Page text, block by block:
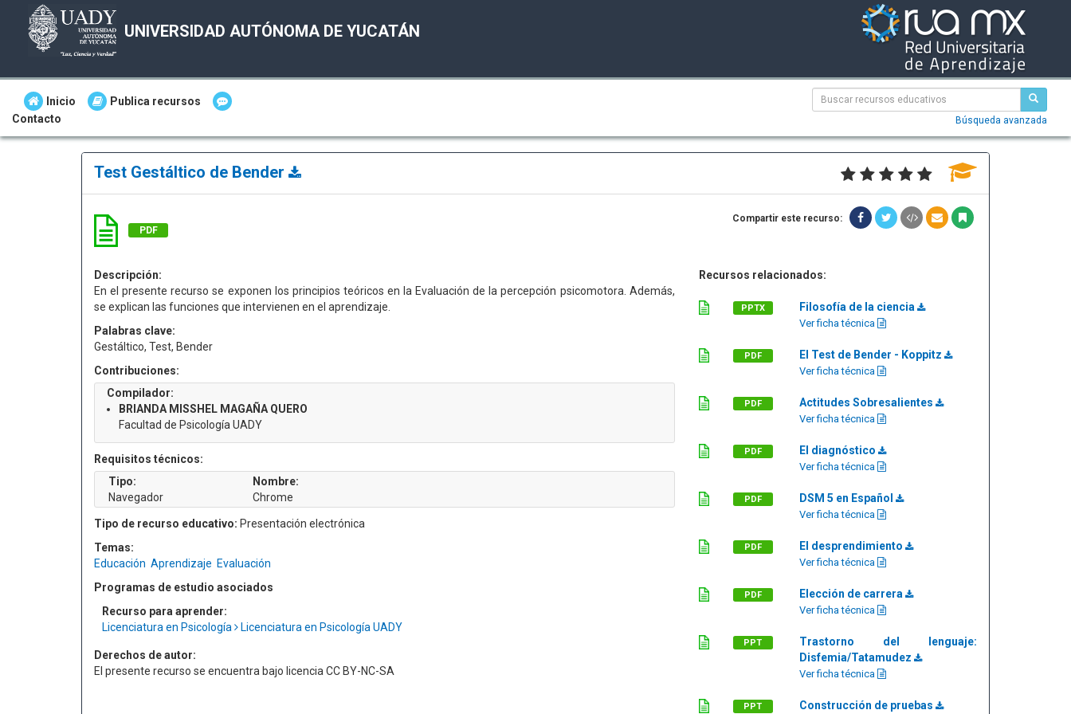
UNIVERSIDAD AUTÓNOMA DE YUCATÁN
Inicio
Publica recursos
Contacto
Búsqueda avanzada
Test Gestáltico de Bender
PDF
Compartir este recurso:
Descripción:
En el presente recurso se exponen los principios teóricos en la Evaluación de la percepción psicomotora. Además,
se explican las funciones que intervienen en el aprendizaje.
Palabras clave:
Gestáltico, Test, Bender
Contribuciones:
Compilador:
BRIANDA MISSHEL MAGAÑA QUERO
Facultad de Psicología UADY
Requisitos técnicos:
Tipo:
Navegador
Nombre:
Chrome
Tipo de recurso educativo: Presentación electrónica
Temas:
Educación Aprendizaje Evaluación
Programas de estudio asociados
Recurso para aprender:
Licenciatura en Psicología
Licenciatura en Psicología UADY
Derechos de autor:
El presente recurso se encuentra bajo licencia CC BY-NC-SA
Recursos relacionados:
PPTX Filosofía de la ciencia
Ver ficha técnica
PDF El Test de Bender - Koppitz
Ver ficha técnica
PDF Actitudes Sobresalientes
Ver ficha técnica
PDF El diagnóstico
Ver ficha técnica
PDF DSM 5 en Español
Ver ficha técnica
PDF El desprendimiento
Ver ficha técnica
PDF Elección de carrera
Ver ficha técnica
PPT
Trastorno del lenguaje:
Disfemia/Tatamudez
Ver ficha técnica
PPT Construcción de pruebas